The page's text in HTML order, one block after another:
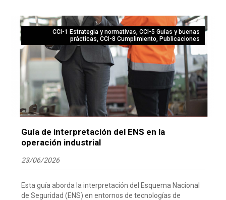
CCI-1 Estrategia y normativas, CCI-5 Guías y buenas
prácticas, CCI-8 Cumplimiento, Publicaciones
Guía de interpretación del ENS en la
operación industrial
23/06/2026
Esta guía aborda la interpretación del Esquema Nacional
de Seguridad (ENS) en entornos de tecnologías de